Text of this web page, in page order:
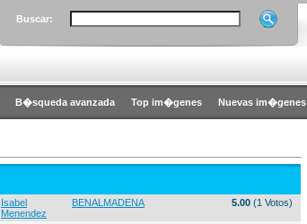
Buscar:
B�squeda avanzada Top im�genes Nuevas im�genes
Isabel
Menendez
BENALMADENA 5.00 (1 Votos)